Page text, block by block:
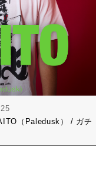
（Paledusk） / ガチ